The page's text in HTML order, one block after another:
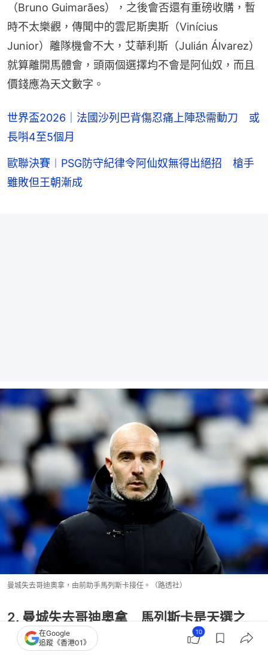
（Bruno Guimarães），之後會否還有重磅收購，暫
時不太樂觀，傳聞中的雲尼斯奧斯（Vinícius
Junior）離隊機會不大，艾華利斯（Julián Álvarez）
就算離開馬體會，頭兩個選擇均不會是阿仙奴，而且
價錢應為天文數字。
世界盃2026｜法國沙列巴背傷忍痛上陣恐需動刀 或
長唞4至5個月
歐聯決賽︱PSG防守紀律令阿仙奴無得出絕招 槍手
雖敗但王朝漸成
曼城失去哥迪奧拿，由前助手馬列斯卡接任。（路透社）
2. 曼城失去哥迪奧拿 馬列斯卡是天選之
人？ 在Google
追蹤《香港01》
10